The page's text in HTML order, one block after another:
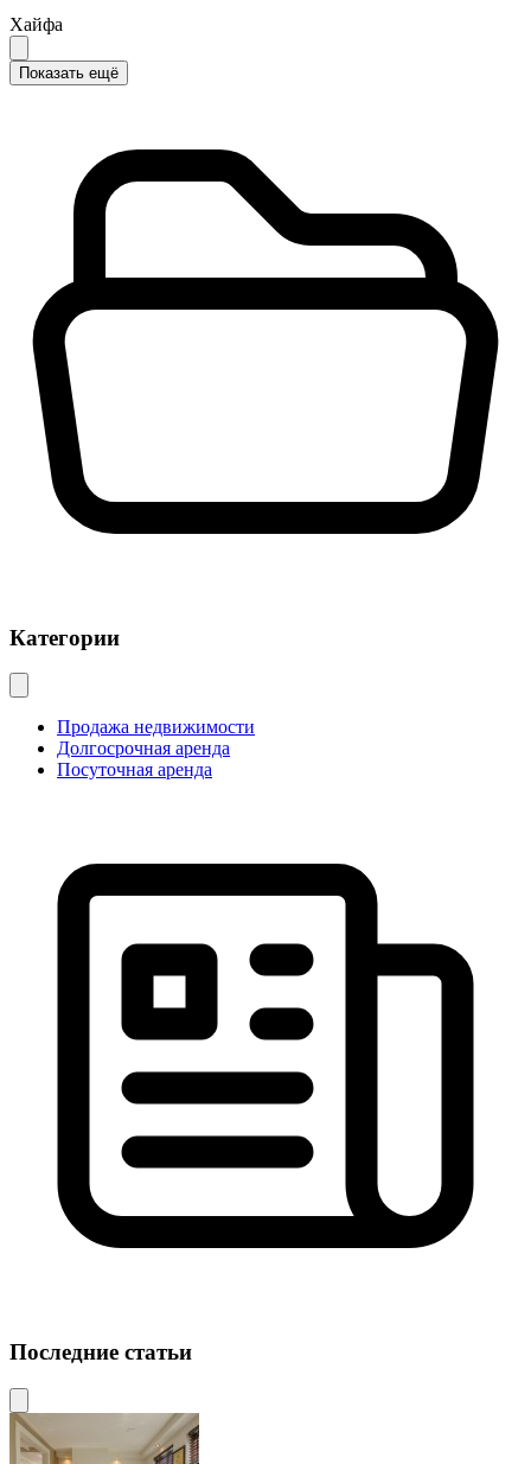
Хайфа
Показать ещё
Категории
Продажа недвижимости
Долгосрочная аренда
Посуточная аренда
Последние статьи